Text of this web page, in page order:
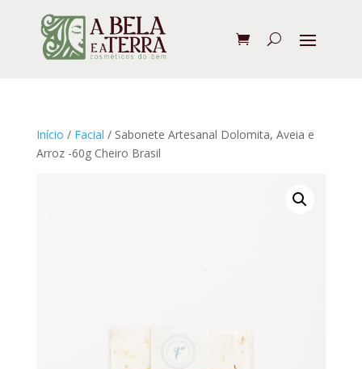
Início / Facial / Sabonete Artesanal Dolomita, Aveia e
Arroz -60g Cheiro Brasil